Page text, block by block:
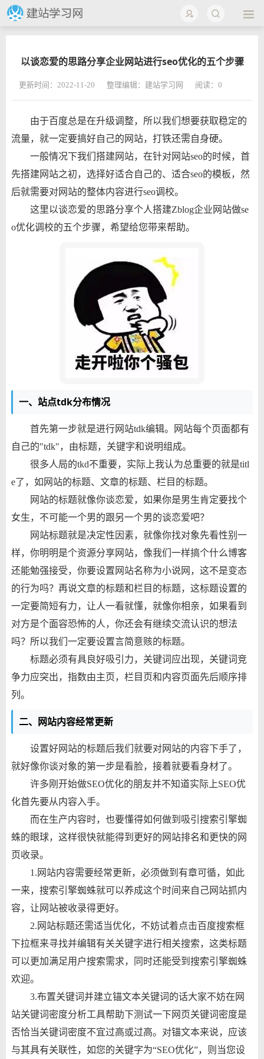
以谈恋爱的思路分享企业网站进行seo优化的五个步骤
更新时间：2022-11-20 整理编辑：建站学习网 阅读： 0
由于百度总是在升级调整，所以我们想要获取稳定的
流量，就一定要搞好自己的网站，打铁还需自身硬。
一般情况下我们搭建网站，在针对网站seo的时候，首
先搭建网站之初，选择好适合自己的、适合seo的模板，然
后就需要对网站的整体内容进行seo调校。
这里以谈恋爱的思路分享个人搭建Zblog企业网站做se
o优化调校的五个步骤，希望给您带来帮助。
一、站点tdk分布情况
首先第一步就是进行网站tdk编辑。
网站每个页面都有
自己的"tdk"，由标题，关键字和说明组成。
很多人局的tkd不重要，实际上我认为总重要的就是titl
e了，如网站的标题、文章的标题、栏目的标题。
网站的标题就像你谈恋爱，如果你是男生肯定要找个
女生，不可能一个男的跟另一个男的谈恋爱吧？
网站标题就是决定性因素，就像你找对象先看性别一
样，你明明是个资源分享网站，像我们一样搞个什么博客
还能勉强接受，你要设置网站名称为小说网，这不是变态
的行为吗？再说文章的标题和栏目的标题，这标题设置的
一定要简短有力，让人一看就懂，就像你相亲，如果看到
对方是个面容恐怖的人，你还会有继续交流认识的想法
吗？所以我们一定要设置言简意赅的标题。
标题必须有具良好吸引力，关键词应出现，关键词竞
争力应突出，指数由主页，栏目页和内容页面先后顺序排
列。
二、网站内容经常更新
设置好网站的标题后我们就要对网站的内容下手了，
就好像你谈对象的第一步是看脸，接着就要看身材了。
许多刚开始做SEO优化的朋友并不知道实际上SEO优
化首先要从内容入手。
而在生产内容时，也要懂得如何做到吸引搜索引擎蜘
蛛的眼球，这样很快就能得到更好的网站排名和更快的网
页收录。
1.网站内容需要经常更新，必须做到有章可循，如此
一来，搜索引擎蜘蛛就可以养成这个时间来自己网站抓内
容，让网站被收录得更好。
2.网站标题还需适当优化，不妨试着点击百度搜索框
下拉框来寻找并编辑有关关键字进行相关搜索，这类标题
可以更加满足用户搜索需求，同时还能受到搜索引擎蜘蛛
欢迎。
3.布置关键词并建立锚文本关键词的话大家不妨在网
站关键词密度分析工具帮助下测试一下网页关键词密度是
否恰当关键词密度不宜过高或过高。对锚文本来说，应该
与其具有关联性，如您的关键字为“SEO优化”，则当您设